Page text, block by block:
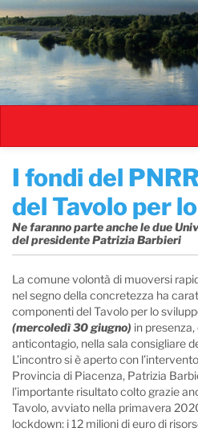
Salta
al
contenuto
principale
I fondi del
del Tavolo per
Ne faranno parte anche le due
del presidente Patrizia Barbieri
La comune volontà di muoversi
nel segno della concretezza ha
componenti del Tavolo per lo
(mercoledì 30 giugno) in
anticontagio, nella sala consigliare
L’incontro si è aperto con
Provincia di Piacenza, Patrizia
l’importante risultato colto grazie
Tavolo, avviato nella primavera
lockdown: i 12 milioni di euro di